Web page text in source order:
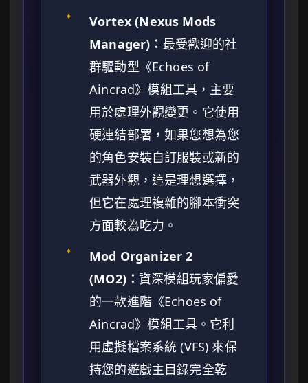
✦
Vortex (Nexus Mods
Manager)： 最受歡迎的社
群驅動型《Echoes of
Aincrad》模組工具，主要
用於處理外觀變更。它使用
硬連結部署，如果您想為您
的角色安裝自訂服裝或新的
武器外觀，這是理想選擇，
但它在處理複雜的腳本衝突
方面較為吃力。
✦
Mod Organizer 2
(MO2)：資深模組玩家偏愛
的一款進階《Echoes of
Aincrad》模組工具。它利
用虛擬檔案系統 (VFS) 來保
持您的遊戲主目錄完全乾